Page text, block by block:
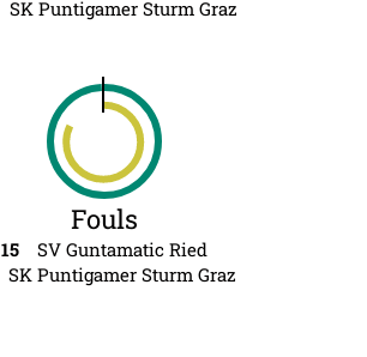
SK Puntigamer Sturm Graz
Fouls
15
SV Guntamatic Ried
SK Puntigamer Sturm Graz